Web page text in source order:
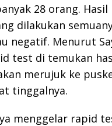
28 orang.
dilakukan
negatif. Menurut
test di temukan
merujuk ke
tinggalnya.
menggelar rapid